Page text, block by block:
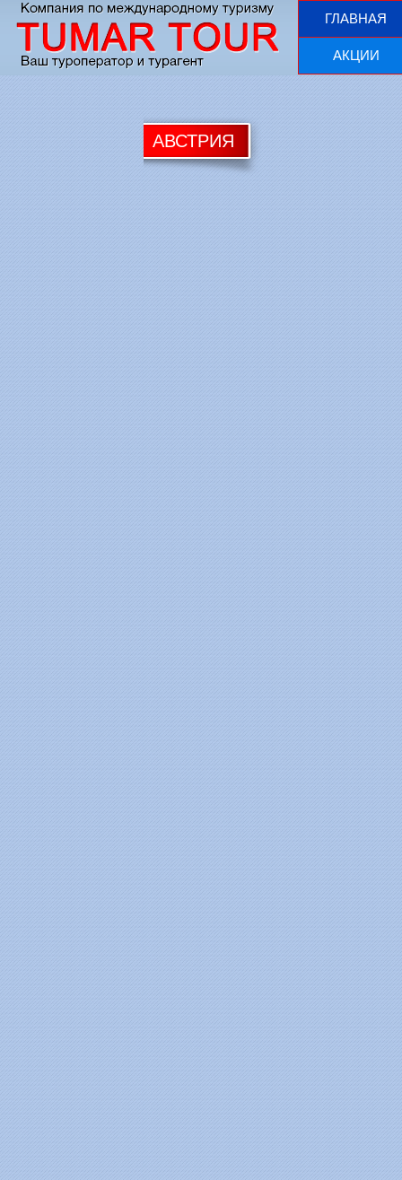
ГЛАВНАЯ
АКЦИИ
АВСТРИЯ